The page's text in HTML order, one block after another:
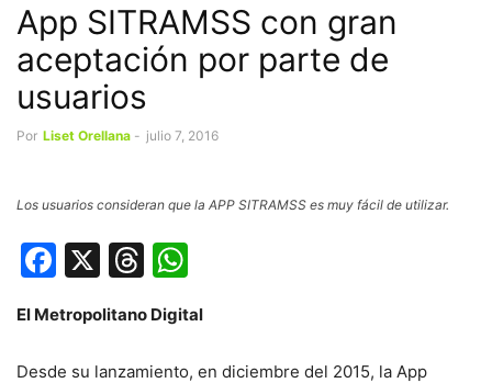
App SITRAMSS con gran
aceptación por parte de
usuarios
Por Liset Orellana - julio 7, 2016
Los usuarios consideran que la APP SITRAMSS es muy fácil de utilizar.
Facebook
X Threads
El Metropolitano Digital
Desde su lanzamiento, en diciembre del 2015, la App